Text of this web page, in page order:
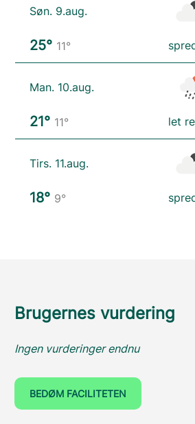
Søn. 9.aug.
25° 11°
Man. 10.aug.
21° 11° let
Tirs. 11.aug.
18° 9°
Brugernes vurdering
Ingen vurderinger endnu
BEDØM FACILITETEN